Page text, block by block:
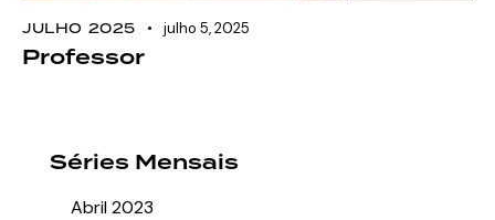
JULHO 2025 julho 5, 2025
Professor
Séries Mensais
Abril 2023